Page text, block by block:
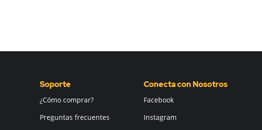
Soporte
¿Cómo comprar?
Preguntas frecuentes
Conecta con Nosotros
Facebook
Instagram